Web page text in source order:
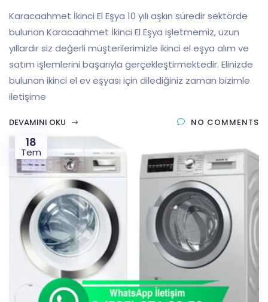
Karacaahmet İkinci El Eşya 10 yılı aşkın süredir sektörde
bulunan Karacaahmet İkinci El Eşya işletmemiz, uzun
yıllardır siz değerli müşterilerimizle ikinci el eşya alım ve
satım işlemlerini başarıyla gerçekleştirmektedir. Elinizde
bulunan ikinci el ev eşyası için dilediğiniz zaman bizimle
iletişime
DEVAMINI OKU NO COMMENTS
18
Tem